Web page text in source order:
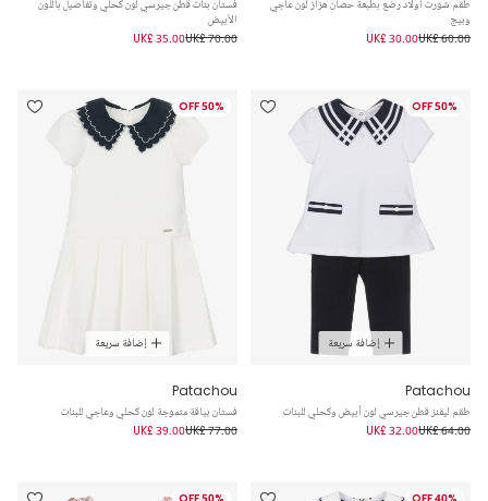
طقم شورت أولاد رضع بطبعة حصان هزاز لون عاجي
وبيج
UK£ 60.00
UK£ 30.00
فستان بنات قطن جيرسي لون كحلي وتفاصيل باللون
الأبيض
UK£ 70.00
UK£ 35.00
50% OFF
إضافة سريعة
Patachou
طقم ليقنز قطن جيرسي لون أبيض وكحلي للبنات
UK£ 64.00
UK£ 32.00
50% OFF
إضافة سريعة
Patachou
فستان بياقة متموجة لون كحلي وعاجي للبنات
UK£ 77.00
UK£ 39.00
40% OFF
50% OFF